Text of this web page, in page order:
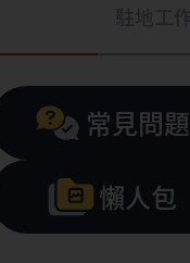
常見問題
懶人包